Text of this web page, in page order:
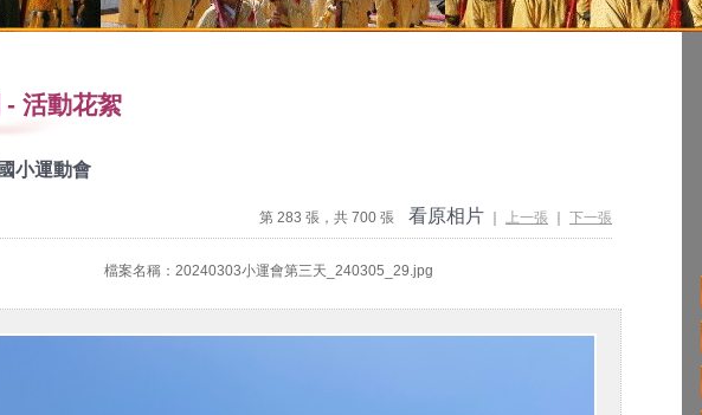
- 活動花絮
小運動會
第 283 張，共 700 張 看原相片 上一張 下一張
檔案名稱：20240303小運會第三天_240305_29.jpg